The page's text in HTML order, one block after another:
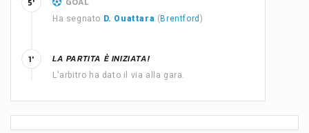
Ha segnato D. Ouattara ( Brentford )
5'
LA PARTITA È INIZIATA!
L'arbitro ha dato il via alla gara.
1'